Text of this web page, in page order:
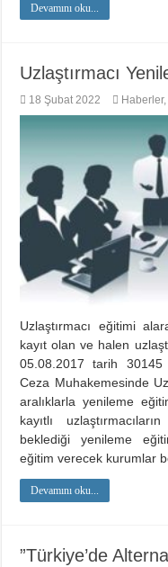
Devamını oku...
Uzlaştırmacı
18 Şubat 2022 Haberler,
Uzlaştırmacı eğitimi
kayıt olan ve halen
05.08.2017 tarih 30145
Ceza Muhakemesinde
aralıklarla yenileme
kayıtlı
beklediği yenileme
eğitim verecek kurumlar
Devamını oku...
”Türkiye’de